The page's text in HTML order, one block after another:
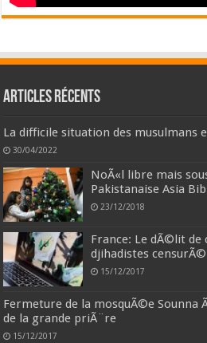
Articles récents
La difficile situation des musulmans
30/04/2022
NoÃ«l libre mais
Pakistanaise Asia
23/12/2018
France: Le dÃ©lit
djihadistes censurÃ©
15/12/2017
Fermeture de la mosquÃ©e Sounna
de la grande priÃ¨re
15/12/2017